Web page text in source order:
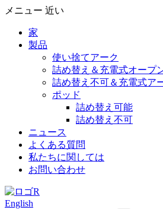
メニュー 近い
家
製品
使い捨てアーク
詰め替え＆充電式オープ
詰め替え不可＆充電式ア
ポッド
詰め替え可能
詰め替え不可
ニュース
よくある質問
私たちに関しては
お問い合わせ
English